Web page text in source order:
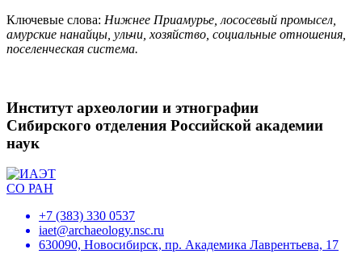
Ключевые слова: Нижнее Приамурье, лососевый промысел,
амурские нанайцы, ульчи, хозяйство, социальные отношения,
поселенческая система.
Институт археологии и этнографии
Сибирского отделения Российской академии
наук
+7 (383) 330 0537
iaet@archaeology.nsc.ru
630090, Новосибирск, пр. Академика Лаврентьева, 17